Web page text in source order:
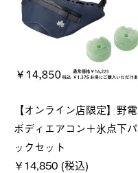
【オンライン店限定】野電
ボディエアコン＋氷点下パ
ックセット
￥14,850 (税込)